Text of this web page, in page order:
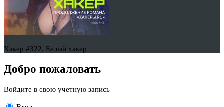
Хакер #322. Белый хакер
Добро пожаловать
Войдите в свою учетную запись